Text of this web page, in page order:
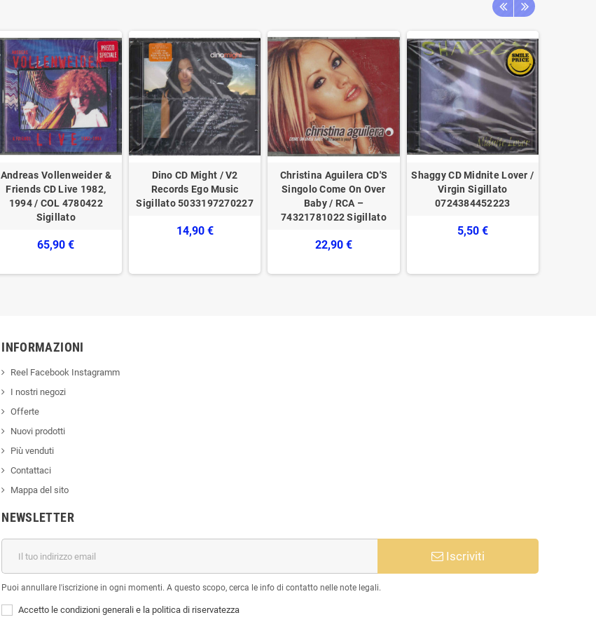
Andreas Vollenweider &
Friends CD Live 1982,
1994 / COL 4780422
Sigillato
65,90 €
Dino CD Might / V2
Records Ego Music
Sigillato 5033197270227
14,90 €
Christina Aguilera CD'S
Singolo Come On Over
Baby / RCA –
74321781022 Sigillato
22,90 €
Shaggy CD Midnite Lover /
Virgin Sigillato
0724384452223
5,50 €
INFORMAZIONI
Reel Facebook Instagramm
I nostri negozi
Offerte
Nuovi prodotti
Più venduti
Contattaci
Mappa del sito
NEWSLETTER
Iscriviti
Puoi annullare l'iscrizione in ogni momenti. A questo scopo, cerca le info di contatto nelle note legali.
Accetto le condizioni generali e la politica di riservatezza